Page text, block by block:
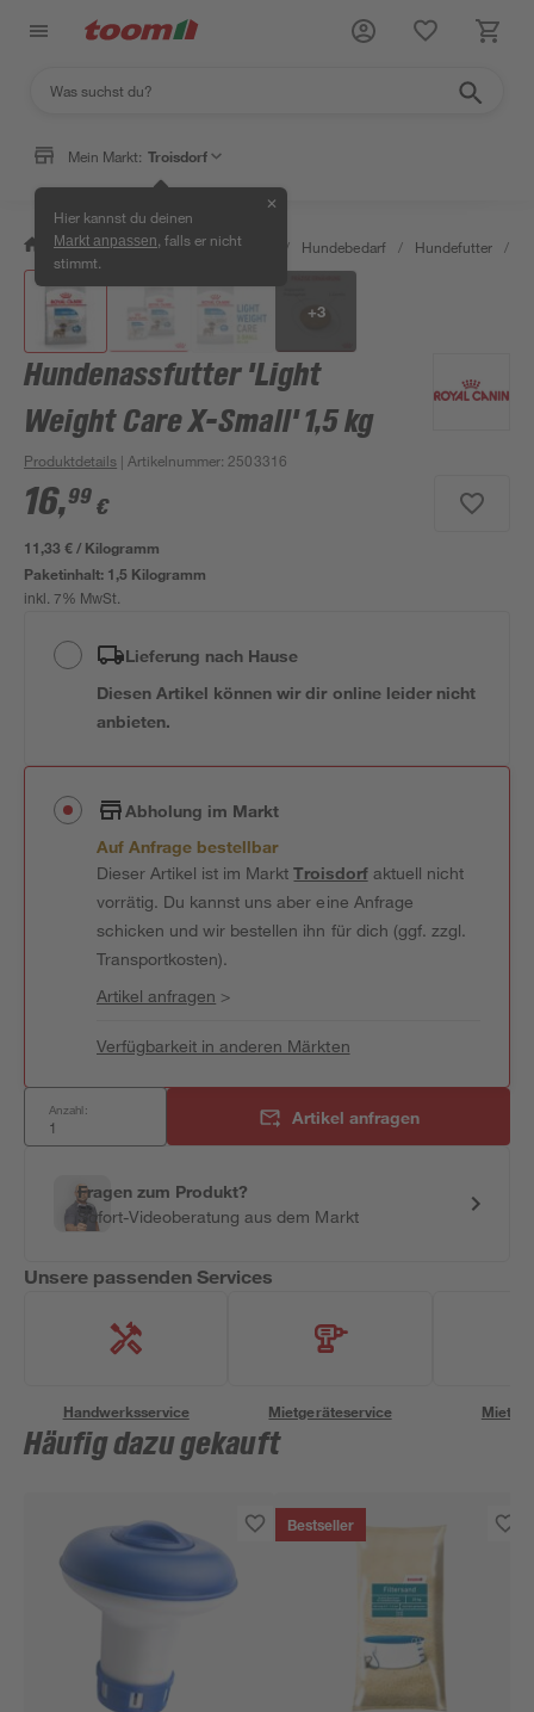
Mein Markt: Troisdorf
Hier kannst du deinen
Markt anpassen , falls er nicht
stimmt.
✕
/ Garten & Freizeit / Tierbedarf / Hundebedarf / Hundefutter /
+3
Hundenassfutter 'Light
Weight Care X-Small' 1,5 kg
Produktdetails | Artikelnummer: 2503316
16,99 €
11,33 € / Kilogramm
Paketinhalt: 1,5 Kilogramm
inkl. 7% MwSt.
Lieferung nach Hause
Diesen Artikel können wir dir online leider nicht
anbieten.
Abholung im Markt
Auf Anfrage bestellbar
Dieser Artikel ist im MarktTroisdorfaktuell nicht
vorrätig. Du kannst uns aber eine Anfrage
schicken und wir bestellen ihn für dich (ggf. zzgl.
Transportkosten).
Artikel anfragen >
Verfügbarkeit in anderen Märkten
Anzahl: Artikel anfragen
Fragen zum Produkt?
Sofort-Videoberatung aus dem Markt
Unsere passenden Services
Handwerksservice Mietgeräteservice
Häufig dazu gekauft
Bestseller